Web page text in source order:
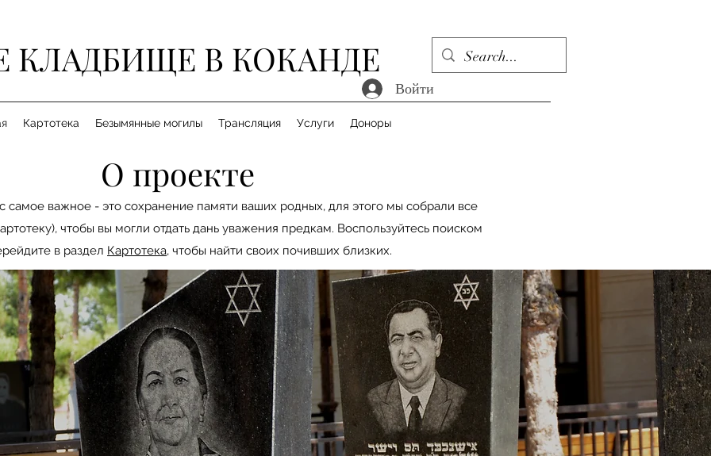
КЛАДБИЩЕ В КОКАНДЕ
Войти
Картотека Безымянные могилы Трансляция Услуги Доноры
О проекте
самое важное - это сохранение памяти ваших родных, для этого мы собрали все
чтобы вы могли отдать дань уважения предкам. Воспользуйтесь поиском
в раздел Картотека, чтобы найти своих почивших близких.